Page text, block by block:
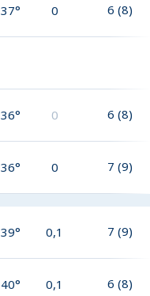
37° 0 6 (8)
36° 0 6 (8)
36° 0 7 (9)
39° 0,1 7 (9)
40° 0,1 6 (8)